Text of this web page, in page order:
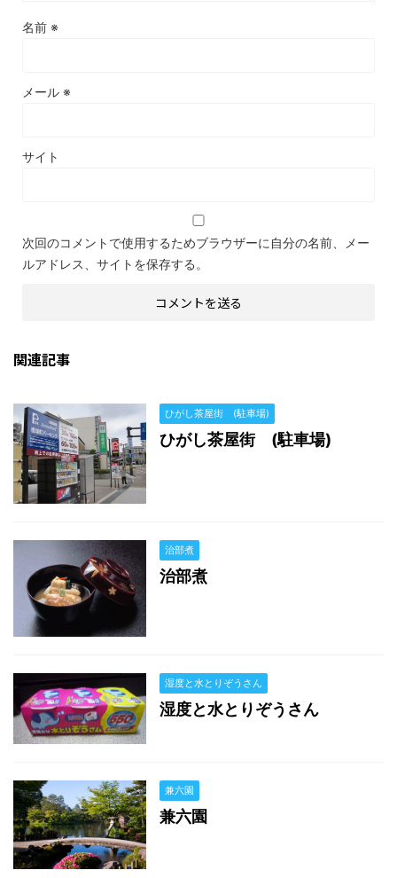
名前 ※
メール ※
サイト
次回のコメントで使用するためブラウザーに自分の名前、メー
ルアドレス、サイトを保存する。
関連記事
ひがし茶屋街 (駐車場)
ひがし茶屋街 (駐車場)
治部煮
治部煮
湿度と水とりぞうさん
湿度と水とりぞうさん
兼六園
兼六園